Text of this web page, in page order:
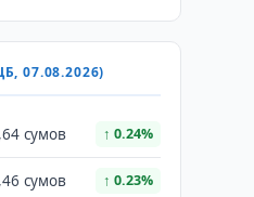
07.08.2026)
сумов ↑ 0.24%
сумов ↑ 0.23%